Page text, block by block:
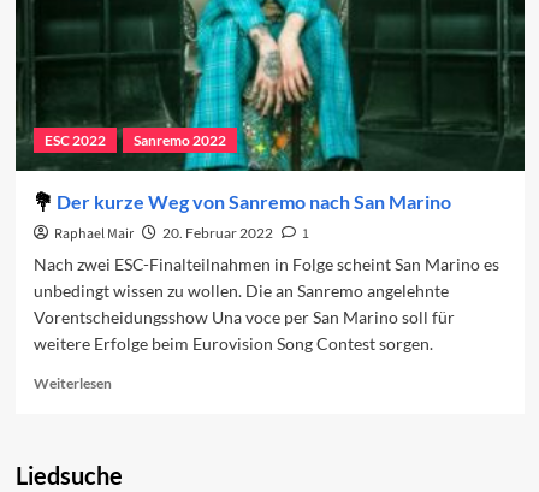
ESC 2022 Sanremo 2022
Der kurze Weg von Sanremo nach San Marino
Raphael Mair 20. Februar 2022
1
Nach zwei ESC-Finalteilnahmen in Folge scheint San Marino es
unbedingt wissen zu wollen. Die an Sanremo angelehnte
Vorentscheidungsshow Una voce per San Marino soll für
weitere Erfolge beim Eurovision Song Contest sorgen.
WeiterlesenRead
kurze
Liedsuche